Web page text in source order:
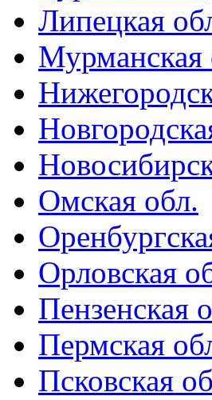
Липецкая
Мурманская
Омская обл.
Орловская
Пензенская
Пермская
Псковская